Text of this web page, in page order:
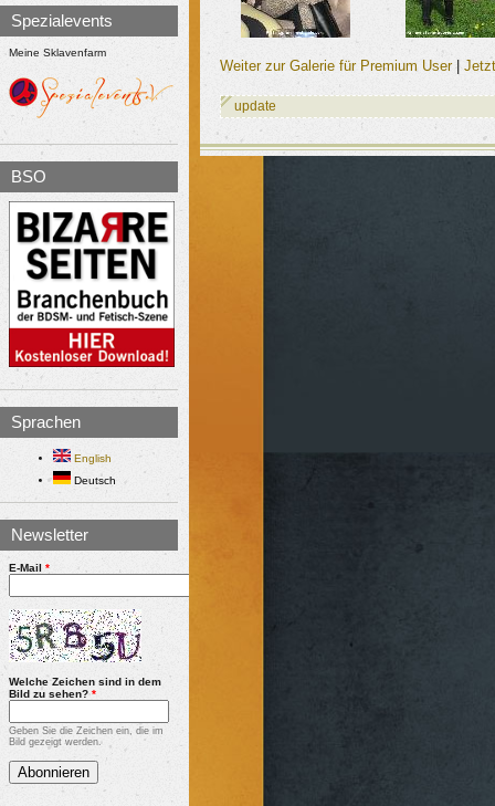
Spezialevents
Meine Sklavenfarm
BSO
Sprachen
English
Deutsch
Newsletter
E-Mail *
Welche Zeichen sind in dem
Bild zu sehen? *
Geben Sie die Zeichen ein, die im
Bild gezeigt werden.
Weiter zur Galerie für Premium User|
update